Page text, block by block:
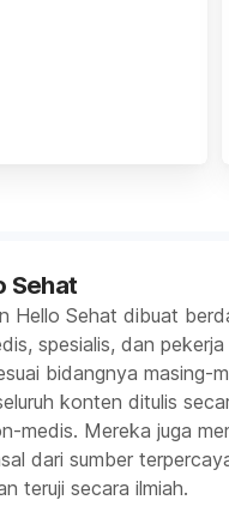
Sehat
Hello Sehat dibuat
spesialis, dan
bidangnya masing-
konten ditulis
medis. Mereka juga
dari sumber
teruji secara ilmiah.